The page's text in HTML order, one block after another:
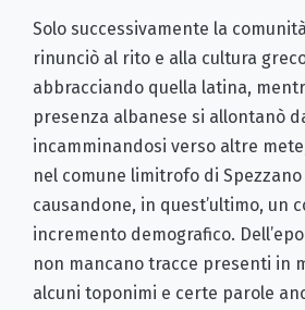
Solo successivamente la
rinunciò al rito e alla cultura
abbracciando quella latina,
presenza albanese si allontanò
incamminandosi verso altre
nel comune limitrofo di Spezzano
causandone, in quest’ultimo, un
incremento demografico.
non mancano tracce presenti in
alcuni toponimi e certe parole